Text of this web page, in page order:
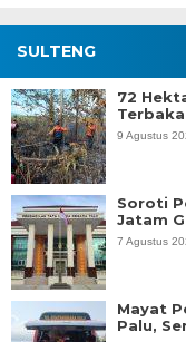
SULTENG
72
9 Agustus
Soroti
Jatam
7 Agustus
Mayat
Palu,